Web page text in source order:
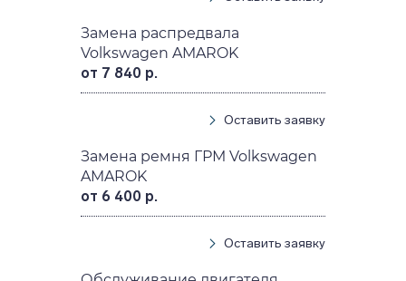
Замена распредвала
Volkswagen AMAROK
от 7 840 р.
Оставить заявку
Замена ремня ГРМ Volkswagen
AMAROK
от 6 400 р.
Оставить заявку